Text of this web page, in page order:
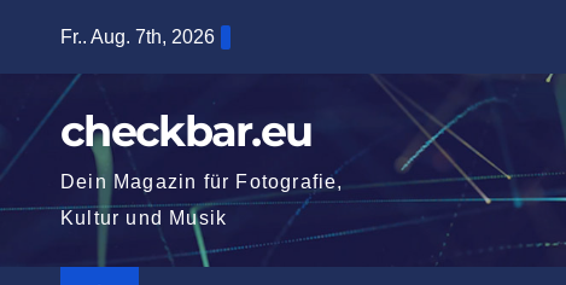
springen
Fr.. Aug. 7th, 2026
checkbar.eu
Dein Magazin für Fotografie,
Kultur und Musik